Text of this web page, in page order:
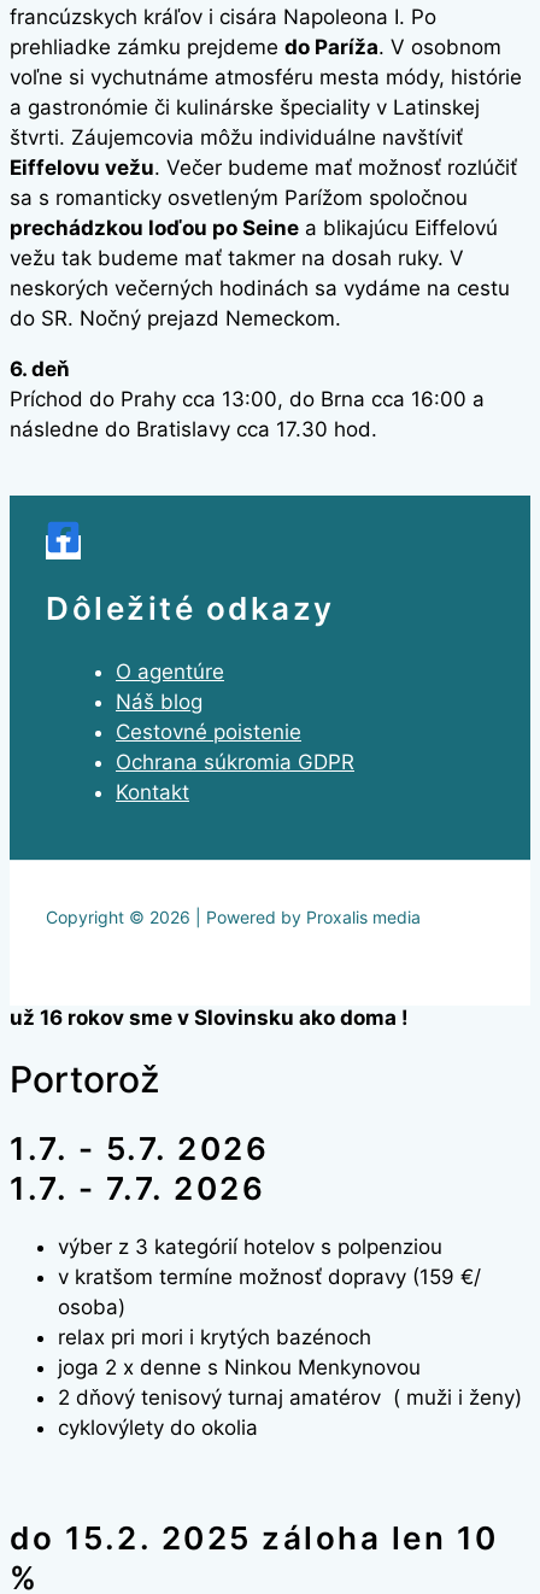
francúzskych kráľov i cisára Napoleona I. Po
prehliadke zámku prejdeme do Paríža. V osobnom
voľne si vychutnáme atmosféru mesta módy, histórie
a gastronómie či kulinárske špeciality v Latinskej
štvrti. Záujemcovia môžu individuálne navštíviť
Eiffelovu vežu. Večer budeme mať možnosť rozlúčiť
sa s romanticky osvetleným Parížom spoločnou
prechádzkou loďou po Seine a blikajúcu Eiffelovú
vežu tak budeme mať takmer na dosah ruky. V
neskorých večerných hodinách sa vydáme na cestu
do SR. Nočný prejazd Nemeckom.
6. deň
Príchod do Prahy cca 13:00, do Brna cca 16:00 a
následne do Bratislavy cca 17.30 hod.
Dôležité odkazy
O agentúre
Náš blog
Cestovné poistenie
Ochrana súkromia GDPR
Kontakt
Copyright © 2026 | Powered by Proxalis media
už 16 rokov sme v Slovinsku ako doma !
Portorož
1.7. - 5.7. 2026
1.7. - 7.7. 2026
výber z 3 kategórií hotelov s polpenziou
v kratšom termíne možnosť dopravy (159 €/
osoba)
relax pri mori i krytých bazénoch
joga 2 x denne s Ninkou Menkynovou
2 dňový tenisový turnaj amatérov ( muži i ženy)
cyklovýlety do okolia
do 15.2. 2025 záloha len 10
%